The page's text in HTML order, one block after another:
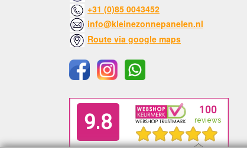
+31 (0)85 0043452
info@kleinezonnepanelen.nl
Route via google maps